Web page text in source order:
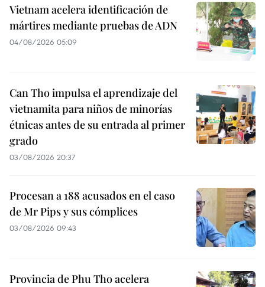
Vietnam acelera identificación de
mártires mediante pruebas de ADN
04/08/2026 05:09
Can Tho impulsa el aprendizaje del
vietnamita para niños de minorías
étnicas antes de su entrada al primer
grado
03/08/2026 20:37
Procesan a 188 acusados en el caso
de Mr Pips y sus cómplices
03/08/2026 09:43
Provincia de Phu Tho acelera